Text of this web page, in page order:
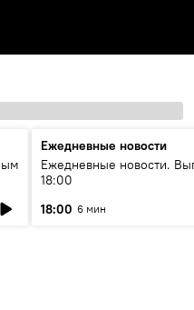
Ежедневные новости
Ежедневные новости.
18:00
18:00 6 мин